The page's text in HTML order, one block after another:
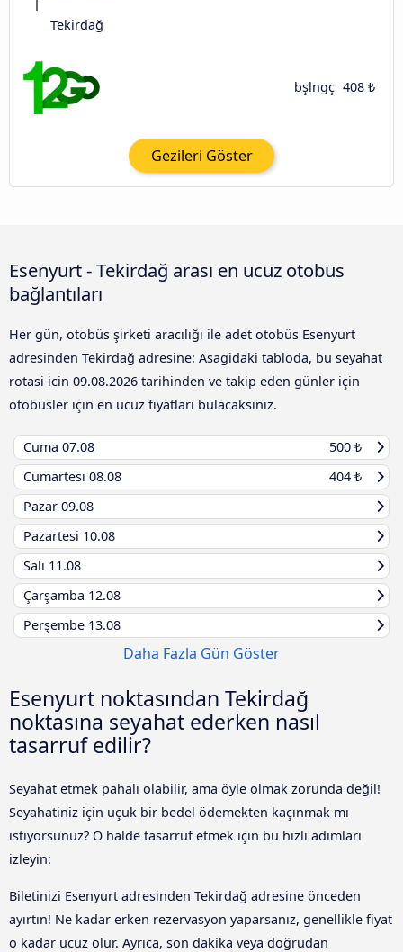
Tekirdağ
bşlngç 408 ₺
Gezileri Göster
Esenyurt - Tekirdağ arası en ucuz otobüs
bağlantıları
Her gün, otobüs şirketi aracılığı ile adet otobüs Esenyurt
adresinden Tekirdağ adresine: Asagidaki tabloda, bu seyahat
rotasi icin 09.08.2026 tarihinden ve takip eden günler için
otobüsler için en ucuz fiyatları bulacaksınız.
Cuma 07.08
500 ₺
Cumartesi 08.08
404 ₺
Pazar 09.08
Pazartesi 10.08
Salı 11.08
Çarşamba 12.08
Perşembe 13.08
Daha Fazla Gün Göster
Esenyurt noktasından Tekirdağ
noktasına seyahat ederken nasıl
tasarruf edilir?
Seyahat etmek pahalı olabilir, ama öyle olmak zorunda değil!
Seyahatiniz için uçuk bir bedel ödemekten kaçınmak mı
istiyorsunuz? O halde tasarruf etmek için bu hızlı adımları
izleyin:
Biletinizi Esenyurt adresinden Tekirdağ adresine önceden
ayırtın! Ne kadar erken rezervasyon yaparsanız, genellikle fiyat
o kadar ucuz olur. Ayrıca, son dakika veya doğrudan